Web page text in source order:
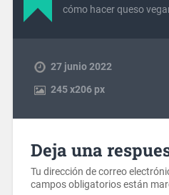
cómo hacer queso
27 junio 2022
245x206 px
Deja una
Tu dirección de correo
campos obligatorios están